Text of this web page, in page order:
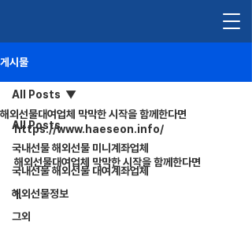
게시물
All Posts
국내선물 해외선물 미니계좌업체
국내선물 해외선물 대여계좌업체
해외선물정보
그외
All Posts
해외선물대여업체 막막한 시작을 함께한다면
https://www.haeseon.info/
해외선물대여업체 막막한 시작을 함께한다면
1.